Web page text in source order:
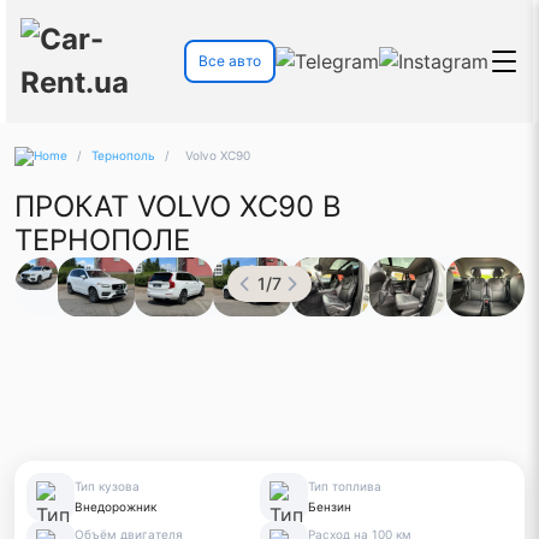
Все авто
/ Тернополь / Volvo XС90
ПРОКАТ VOLVO XС90 В
ТЕРНОПОЛЕ
1/7
Тип кузова
Внедорожник
Тип топлива
Бензин
Объём двигателя
Расход на 100 км